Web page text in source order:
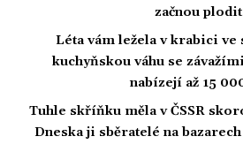
začnou plodit
Léta vám ležela v krabici ve
kuchyňskou váhu se
nabízejí až 15
Tuhle skříňku měla v ČSSR
Dneska ji sběratelé na